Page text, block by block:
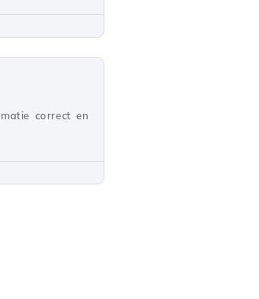
correct en